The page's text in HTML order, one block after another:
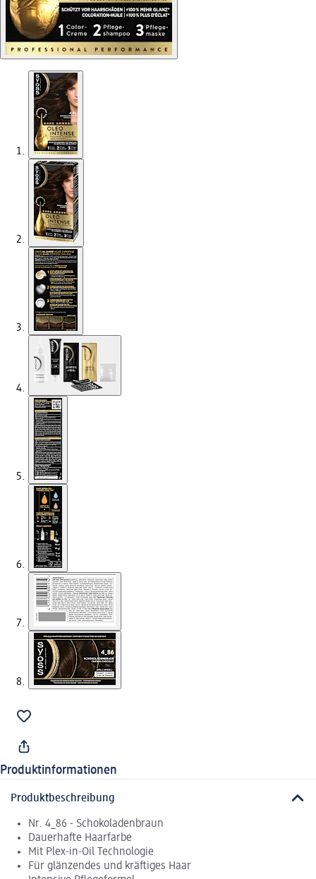
Produktinformationen
Produktbeschreibung
Nr. 4_86 - Schokoladenbraun
Dauerhafte Haarfarbe
Mit Plex-in-Oil Technologie
Für glänzendes und kräftiges Haar